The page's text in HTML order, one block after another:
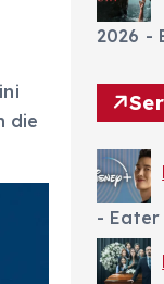
die
2026 -
- Eater